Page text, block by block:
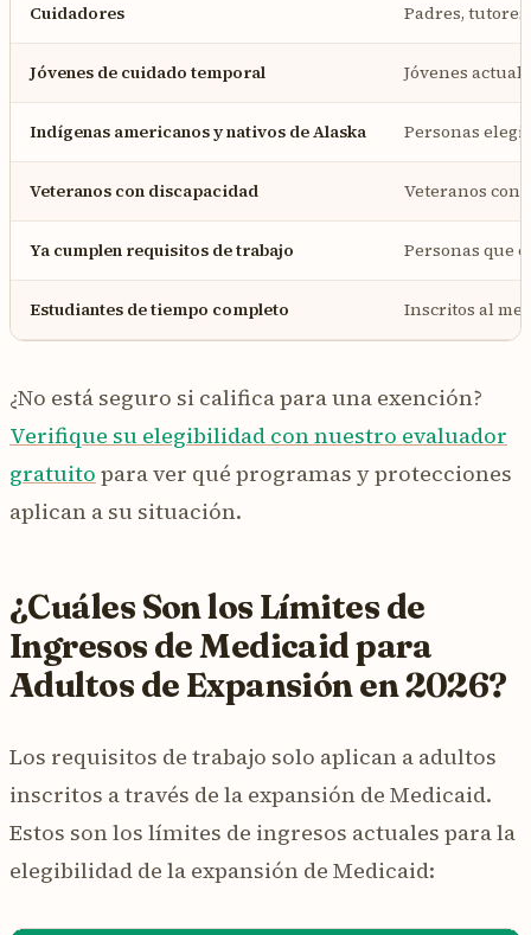
Cuidadores Padres,
Jóvenes de cuidado temporal Jóvenes
Indígenas americanos y nativos de Alaska Personas
Veteranos con discapacidad Veteranos con
Ya cumplen requisitos de trabajo Personas que
Estudiantes de tiempo completo Inscritos al
¿No está seguro si califica para una exención?
Verifique su elegibilidad con nuestro evaluador
gratuito para ver qué programas y protecciones
aplican a su situación.
¿Cuáles Son los Límites de
Ingresos de Medicaid para
Adultos de Expansión en 2026?
Los requisitos de trabajo solo aplican a adultos
inscritos a través de la expansión de Medicaid.
Estos son los límites de ingresos actuales para la
elegibilidad de la expansión de Medicaid: